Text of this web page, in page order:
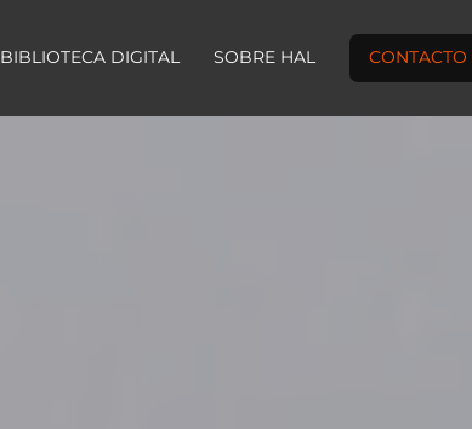
BIBLIOTECA DIGITAL SOBRE HAL CONTACTO